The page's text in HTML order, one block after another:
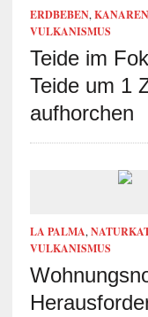
ERDBEBEN, KANAREN
VULKANISMUS
Teide im
Teide um 1
aufhorchen
LA PALMA,
VULKANISMUS